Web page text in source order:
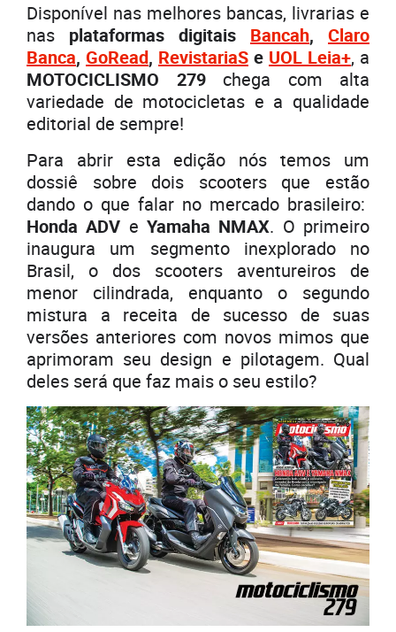
Disponível nas melhores bancas, livrarias e
nas plataformas digitais Bancah, Claro
Banca, GoRead, RevistariaS e UOL Leia+, a
MOTOCICLISMO 279chega com alta
variedade de motocicletas e a qualidade
editorial de sempre!
Para abrir esta edição nós temos um
dossiê sobre dois scooters que estão
dando o que falar no mercado brasileiro:
Honda ADV eYamaha NMAX. O primeiro
inaugura um segmento inexplorado no
Brasil, o dos scooters aventureiros de
menor cilindrada, enquanto o segundo
mistura a receita de sucesso de suas
versões anteriores com novos mimos que
aprimoram seu design e pilotagem. Qual
deles será que faz mais o seu estilo?